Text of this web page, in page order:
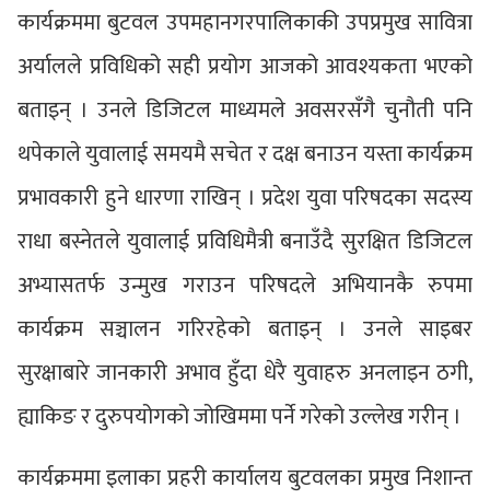
कार्यक्रममा बुटवल उपमहानगरपालिकाकी उपप्रमुख सावित्रा
अर्यालले प्रविधिको सही प्रयोग आजको आवश्यकता भएको
बताइन् । उनले डिजिटल माध्यमले अवसरसँगै चुनौती पनि
थपेकाले युवालाई समयमै सचेत र दक्ष बनाउन यस्ता कार्यक्रम
प्रभावकारी हुने धारणा राखिन् । प्रदेश युवा परिषदका सदस्य
राधा बस्नेतले युवालाई प्रविधिमैत्री बनाउँदै सुरक्षित डिजिटल
अभ्यासतर्फ उन्मुख गराउन परिषदले अभियानकै रुपमा
कार्यक्रम सञ्चालन गरिरहेको बताइन् । उनले साइबर
सुरक्षाबारे जानकारी अभाव हुँदा धेरै युवाहरु अनलाइन ठगी,
ह्याकिङ र दुरुपयोगको जोखिममा पर्ने गरेको उल्लेख गरीन् ।
कार्यक्रममा इलाका प्रहरी कार्यालय बुटवलका प्रमुख निशान्त